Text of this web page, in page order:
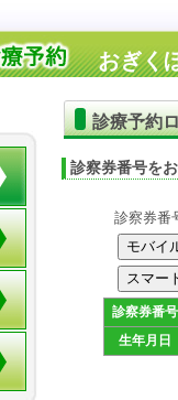
おぎく
診療予約
診察券番号を
診察券番
診察券番号
生年月日